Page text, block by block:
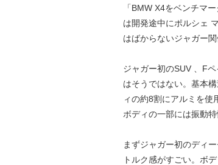
「BMW X4をベンチマ
は開発途中にポルシェ
はばからないジャガー
ジャガー初のSUV 、F
はそうではない。基本
ィの約8割にアルミを使
ボディの一部には振動
まずジャガー初のディ
トルク感がすごい。ボ